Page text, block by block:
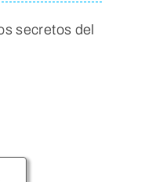
secretos del